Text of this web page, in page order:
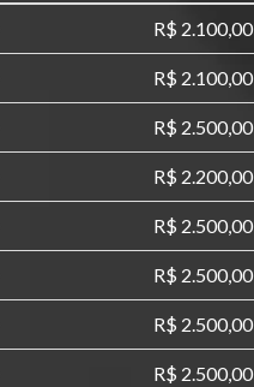
R$ 2.100,00
R$ 2.100,00
R$ 2.500,00
R$ 2.200,00
R$ 2.500,00
R$ 2.500,00
R$ 2.500,00
R$ 2.500,00